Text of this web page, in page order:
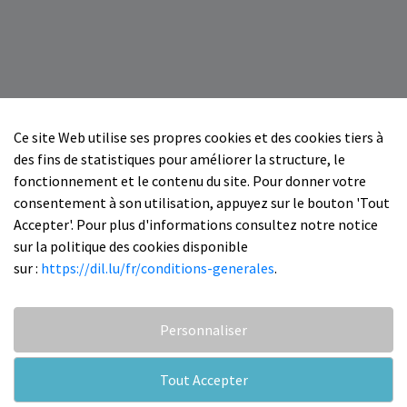
Ce site Web utilise ses propres cookies et des cookies tiers à
des fins de statistiques pour améliorer la structure, le
fonctionnement et le contenu du site. Pour donner votre
consentement à son utilisation, appuyez sur le bouton 'Tout
Accepter'. Pour plus d'informations consultez notre notice
sur la politique des cookies disponible
sur : https://dil.lu/fr/conditions-generales.
Personnaliser
Tout Accepter